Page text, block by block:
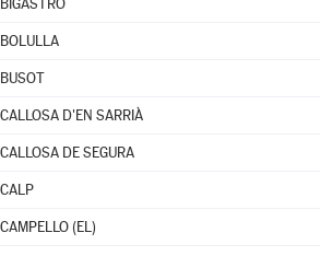
BIGASTRO
BOLULLA
BUSOT
CALLOSA D'EN SARRIÀ
CALLOSA DE SEGURA
CALP
CAMPELLO (EL)